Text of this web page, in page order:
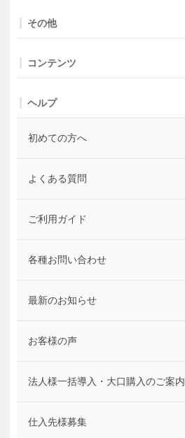
その他
コンテンツ
ヘルプ
初めての方へ
よくある質問
ご利用ガイド
各種お問い合わせ
最新のお知らせ
お客様の声
法人様一括導入・大口購入のご案内
仕入先様募集